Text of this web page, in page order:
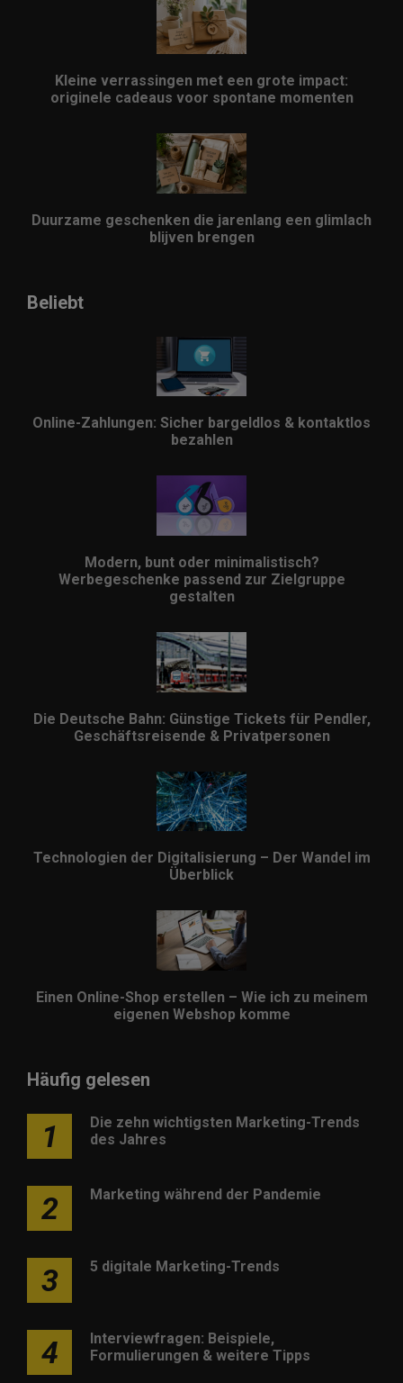
Kleine verrassingen met een grote impact:
originele cadeaus voor spontane momenten
Duurzame geschenken die jarenlang een glimlach
blijven brengen
Beliebt
Online-Zahlungen: Sicher bargeldlos & kontaktlos
bezahlen
Modern, bunt oder minimalistisch?
Werbegeschenke passend zur Zielgruppe
gestalten
Die Deutsche Bahn: Günstige Tickets für Pendler,
Geschäftsreisende & Privatpersonen
Technologien der Digitalisierung – Der Wandel im
Überblick
Einen Online-Shop erstellen – Wie ich zu meinem
eigenen Webshop komme
Häufig gelesen
1
Die zehn wichtigsten Marketing-Trends
des Jahres
2 Marketing während der Pandemie
3 5 digitale Marketing-Trends
4
Interviewfragen: Beispiele,
Formulierungen & weitere Tipps